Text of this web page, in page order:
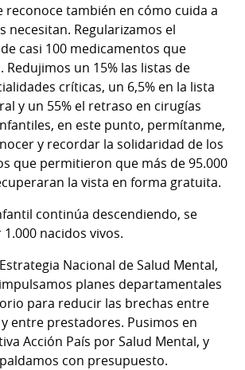
reconoce también en cómo cuida a
necesitan. Regularizamos el
casi 100 medicamentos que
Redujimos un 15% las listas de
críticas, un 6,5% en la lista
y un 55% el retraso en cirugías
en este punto, permítanme,
y recordar la solidaridad de los
que permitieron que más de 95.000
la vista en forma gratuita.
continúa descendiendo, se
nacidos vivos.
Nacional de Salud Mental,
planes departamentales
para reducir las brechas entre
entre prestadores. Pusimos en
Acción País por Salud Mental, y
con presupuesto.